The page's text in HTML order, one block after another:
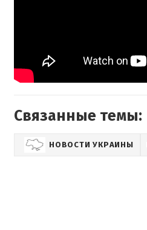
Связанные темы:
НОВОСТИ УКРАИНЫ